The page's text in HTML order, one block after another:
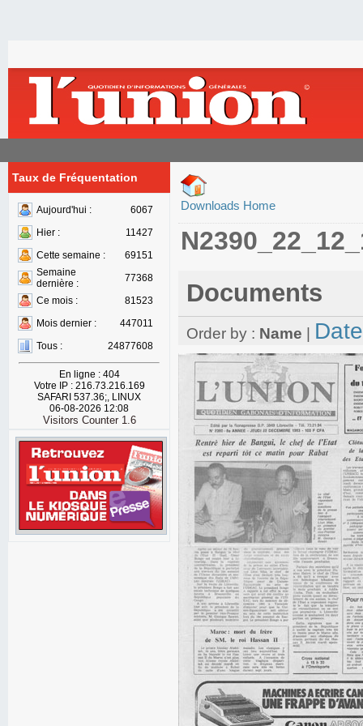
Taux de Fréquentation
Aujourd'hui :
6067
Hier :
11427
Cette semaine :
69151
Semaine
dernière :
77368
Ce mois :
81523
Mois dernier :
447011
Tous :
24877608
En ligne : 404
Votre IP : 216.73.216.169
SAFARI 537.36;, LINUX
06-08-2026 12:08
Visitors Counter 1.6
Downloads Home
Documents
Order by : Name Date